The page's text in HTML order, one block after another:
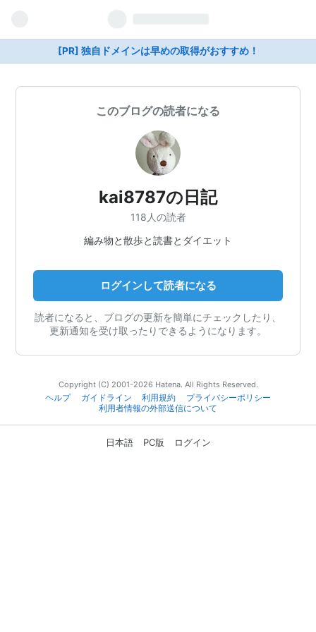
[PR] 独自ドメインは早めの取得がおすすめ！
このブログの読者になる
kai8787の日記
118人の読者
編み物と散歩と読書とダイエット
ログインして読者になる
読者になると、ブログの更新を簡単にチェックしたり、
更新通知を受け取ったりできるようになります。
Copyright (C) 2001-2026 Hatena. All Rights Reserved.
ヘルプ
ガイドライン 利用規約
プライバシーポリシー
利用者情報の外部送信について
日本語 PC版 ログイン